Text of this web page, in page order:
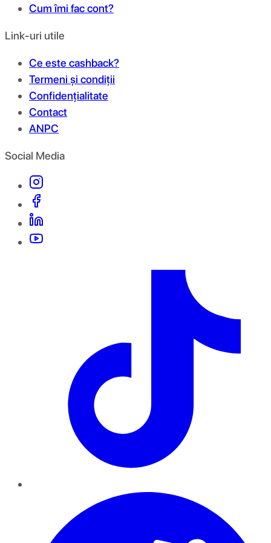
Cum îmi fac cont?
Link-uri utile
Ce este cashback?
Termeni și condiții
Confidențialitate
Contact
ANPC
Social Media